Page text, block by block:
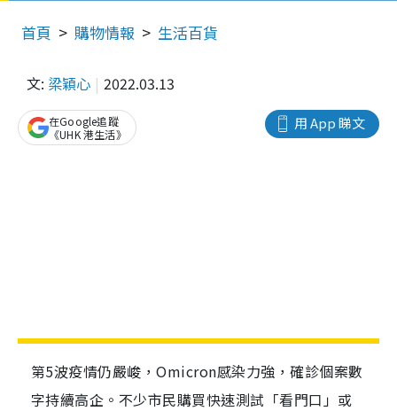
首頁 購物情報 生活百貨
文: 梁穎心 2022.03.13
用 App 睇文
在Google追蹤
《UHK 港生活》
第5波疫情仍嚴峻，Omicron感染力強，確診個案數
字持續高企。不少市民購買快速測試「看門口」或